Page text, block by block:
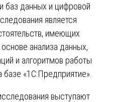
баз данных и цифровой
является
имеющих
анализа данных,
и алгоритмов работы
«1С:Предприятие».
выступают